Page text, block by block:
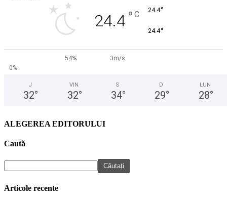
24.4 ° C 24.4°
24.4°
54%
3m/s
0%
J
32°
VIN
32°
S
34°
D
29°
LUN
28°
ALEGEREA EDITORULUI
Caută
Articole recente